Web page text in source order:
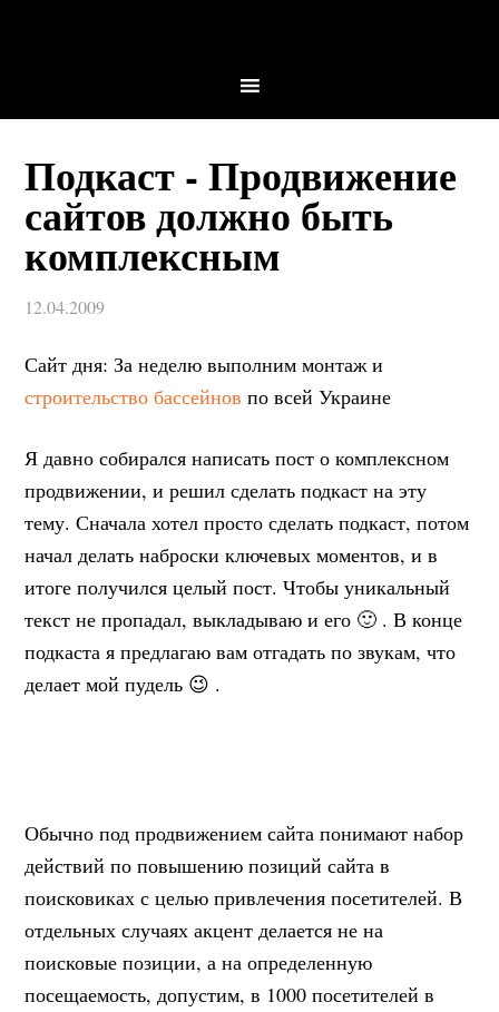
Подкаст - Продвижение
сайтов должно быть
комплексным
12.04.2009
Сайт дня: За неделю выполним монтаж и
строительство бассейнов по всей Украине
Я давно собирался написать пост о комплексном
продвижении, и решил сделать подкаст на эту
тему. Сначала хотел просто сделать подкаст, потом
начал делать наброски ключевых моментов, и в
итоге получился целый пост. Чтобы уникальный
текст не пропадал, выкладываю и его 🙂 . В конце
подкаста я предлагаю вам отгадать по звукам, что
делает мой пудель 😉 .
Обычно под продвижением сайта понимают набор
действий по повышению позиций сайта в
поисковиках с целью привлечения посетителей. В
отдельных случаях акцент делается не на
поисковые позиции, а на определенную
посещаемость, допустим, в 1000 посетителей в